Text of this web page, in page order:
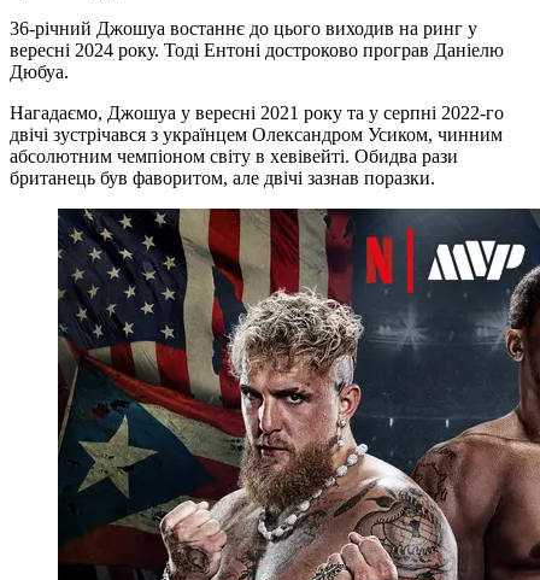
36-річний Джошуа востаннє до цього виходив на ринг у
вересні 2024 року. Тоді Ентоні достроково програв Даніелю
Дюбуа.
Нагадаємо, Джошуа у вересні 2021 року та у серпні 2022-го
двічі зустрічався з українцем Олександром Усиком, чинним
абсолютним чемпіоном світу в хевівейті. Обидва рази
британець був фаворитом, але двічі зазнав поразки.